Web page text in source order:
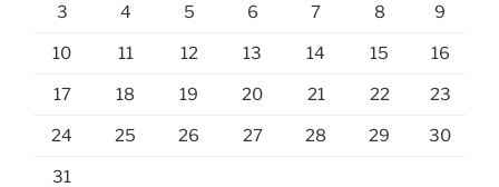
3 4 5 6 7 8 9
10 11 12 13 14 15 16
17 18 19 20 21 22 23
24 25 26 27 28 29 30
31